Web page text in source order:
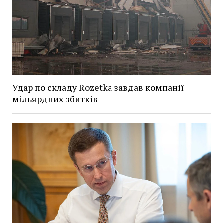
Удар по складу Rozetka завдав компанії
мільярдних збитків